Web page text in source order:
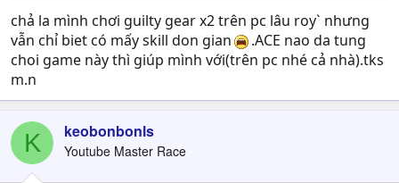
e
r
chả la mình chơi guilty gear x2 trên pc lâu roy` nhưng
vẫn chỉ biet có mấy skill don gian
.ACE nao da tung
choi game này thì giúp mình với(trên pc nhé cả nhà).tks
m.n
K keobonbonls
Youtube Master Race